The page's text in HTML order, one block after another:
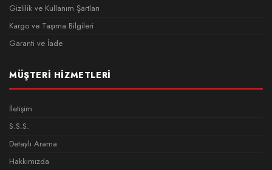
Gizlilik ve Kullanım Şartları
Kargo ve Taşıma Bilgileri
Garanti ve İade
MÜŞTERI HIZMETLERI
İletişim
S.S.S.
Detaylı Arama
Hakkımızda